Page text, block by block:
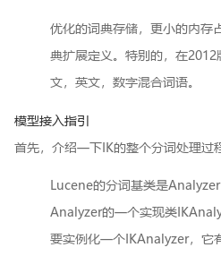
优化的词典存储，更小的内存
典扩展定义。特别的，在2012
文，英文，数字混合词语。
模型接入指引
首先，介绍一下IK的整个分词处理过
Lucene的分词基类是
Analyzer的一个实现类
要实例化一个IKAnalyzer，它